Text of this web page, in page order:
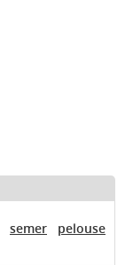
semer
pelouse